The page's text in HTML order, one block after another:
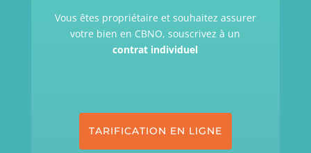
Vous êtes propriétaire et souhaitez assurer
votre bien en CBNO, souscrivez à un
contrat individuel
TARIFICATION EN LIGNE